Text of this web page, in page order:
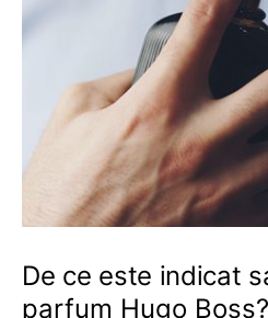
De ce este indicat
parfum Hugo Boss?